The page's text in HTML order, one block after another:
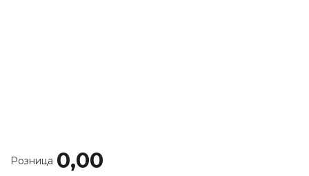
Розница 0,00